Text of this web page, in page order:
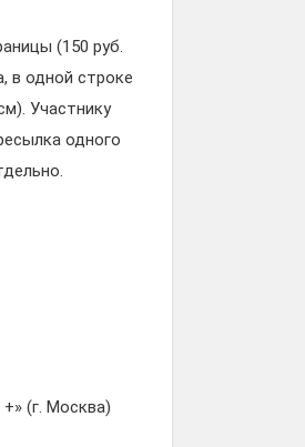
(150 руб.
в одной строке
Участнику
одного
(г. Москва)